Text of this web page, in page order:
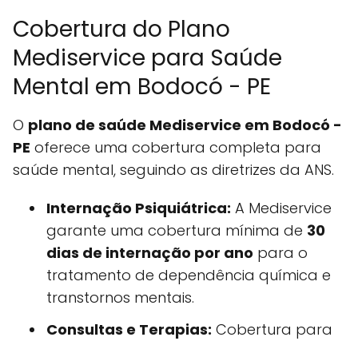
Cobertura do Plano
Mediservice para Saúde
Mental em Bodocó - PE
O plano de saúde Mediservice em Bodocó -
PE oferece uma cobertura completa para
saúde mental, seguindo as diretrizes da ANS.
Internação Psiquiátrica: A Mediservice
garante uma cobertura mínima de 30
dias de internação por ano para o
tratamento de dependência química e
transtornos mentais.
Consultas e Terapias: Cobertura para